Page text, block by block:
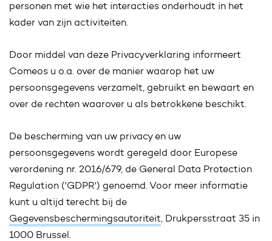
personen met wie het interacties onderhoudt in het
kader van zijn activiteiten.
Door middel van deze Privacyverklaring informeert
Comeos u o.a. over de manier waarop het uw
persoonsgegevens verzamelt, gebruikt en bewaart en
over de rechten waarover u als betrokkene beschikt.
De bescherming van uw privacy en uw
persoonsgegevens wordt geregeld door Europese
verordening nr. 2016/679, de General Data Protection
Regulation ('GDPR') genoemd. Voor meer informatie
kunt u altijd terecht bij de
Gegevensbeschermingsautoriteit, Drukpersstraat 35 in
1000 Brussel.